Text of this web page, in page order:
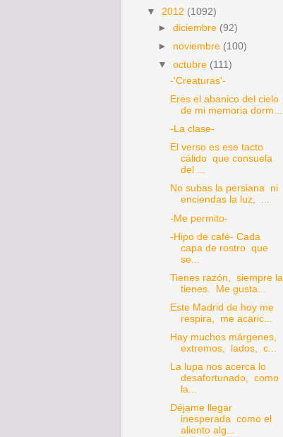
▼ 2012 (1092)
►diciembre (92)
► noviembre (100)
▼octubre (111)
-'Creaturas'-
Eres el abanico del cielo
de mi memoria dorm...
-La clase-
El verso es ese tacto
cálido que consuela
del ...
No subas la persiana ni
enciendas la luz, ...
-Me permito-
-Hipo de café- Cada
capa de rostro que
se...
Tienes razón, siempre la
tienes. Me gusta...
Este Madrid de hoy me
respira, me acaric...
Hay muchos márgenes,
extremos, lados, c...
La lupa nos acerca lo
desafortunado, como
la...
Déjame llegar
inesperada como el
aliento alg...